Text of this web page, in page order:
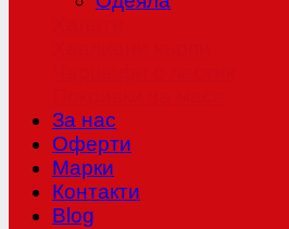
За нас
Оферти
Mарки
Контакти
Blog